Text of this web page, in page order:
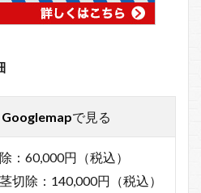
Googlemapで見る
：60,000円（税込）
切除：140,000円（税込）